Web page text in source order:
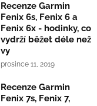
Recenze Garmin
Fenix 6s, Fenix 6 a
Fenix 6x - hodinky, co
vydrží běžet déle než
vy
prosince 11, 2019
Recenze Garmin
Fenix 7s, Fenix 7,